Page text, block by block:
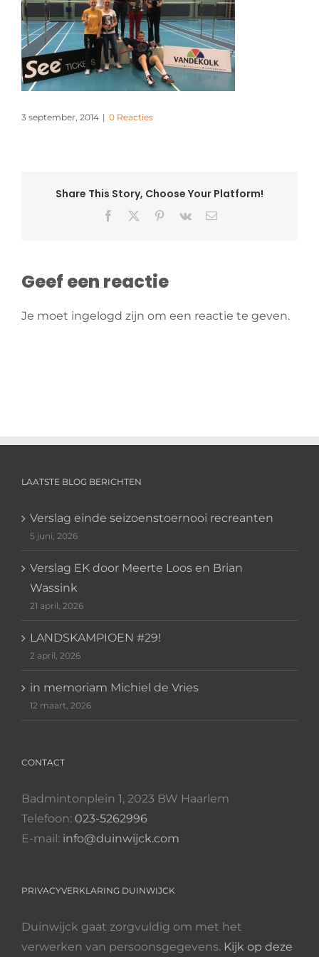
3 september, 2014 | 0 Reacties
Share This Story, Choose Your Platform!
Facebook Pinterest
Vk
E-
Geef een reactie
Je moet ingelogd zijn om een reactie te geven.
LAATSTE BLOG BERICHTEN
Verslag einde seizoenstoernooi recreanten
5 juni, 2026
Verslag EK door Meerte Loos en Brian
Wassink
21 april, 2026
LANDSKAMPIOEN #29!
2 april, 2026
in memoriam Michiel de Vries
12 maart, 2026
CONTACT
Badmintonplein 1, 2023 BW Haarlem
Telefoon: 023-5262996
E-mail: info@duinwijck.com
PRIVACYVERKLARING DUINWIJCK
Duinwijck gaat zorgvuldig om met het
verwerken van persoonsgegevens. Kijk op deze